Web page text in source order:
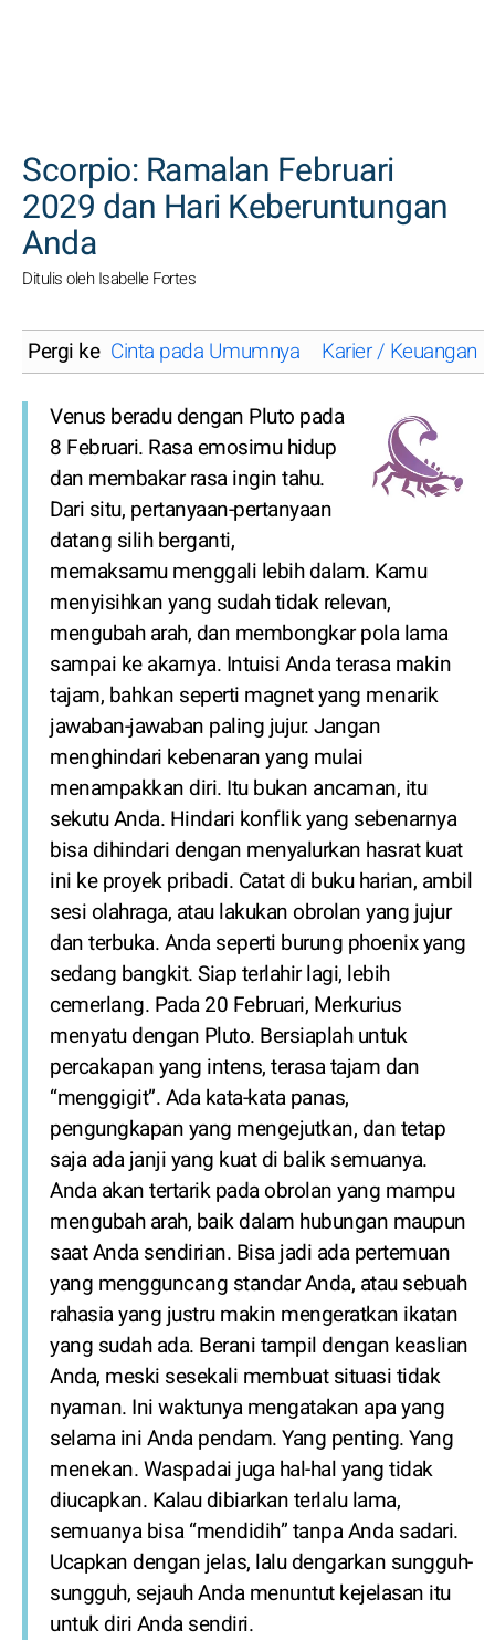
Scorpio: Ramalan Februari
2029 dan Hari Keberuntungan
Anda
Ditulis oleh Isabelle Fortes
Pergi ke Cinta pada Umumnya Karier / Keuangan
Venus beradu dengan Pluto pada
8 Februari. Rasa emosimu hidup
dan membakar rasa ingin tahu.
Dari situ, pertanyaan-pertanyaan
datang silih berganti,
memaksamu menggali lebih dalam. Kamu
menyisihkan yang sudah tidak relevan,
mengubah arah, dan membongkar pola lama
sampai ke akarnya. Intuisi Anda terasa makin
tajam, bahkan seperti magnet yang menarik
jawaban-jawaban paling jujur. Jangan
menghindari kebenaran yang mulai
menampakkan diri. Itu bukan ancaman, itu
sekutu Anda. Hindari konflik yang sebenarnya
bisa dihindari dengan menyalurkan hasrat kuat
ini ke proyek pribadi. Catat di buku harian, ambil
sesi olahraga, atau lakukan obrolan yang jujur
dan terbuka. Anda seperti burung phoenix yang
sedang bangkit. Siap terlahir lagi, lebih
cemerlang. Pada 20 Februari, Merkurius
menyatu dengan Pluto. Bersiaplah untuk
percakapan yang intens, terasa tajam dan
“menggigit”. Ada kata-kata panas,
pengungkapan yang mengejutkan, dan tetap
saja ada janji yang kuat di balik semuanya.
Anda akan tertarik pada obrolan yang mampu
mengubah arah, baik dalam hubungan maupun
saat Anda sendirian. Bisa jadi ada pertemuan
yang mengguncang standar Anda, atau sebuah
rahasia yang justru makin mengeratkan ikatan
yang sudah ada. Berani tampil dengan keaslian
Anda, meski sesekali membuat situasi tidak
nyaman. Ini waktunya mengatakan apa yang
selama ini Anda pendam. Yang penting. Yang
menekan. Waspadai juga hal-hal yang tidak
diucapkan. Kalau dibiarkan terlalu lama,
semuanya bisa “mendidih” tanpa Anda sadari.
Ucapkan dengan jelas, lalu dengarkan sungguh-
sungguh, sejauh Anda menuntut kejelasan itu
untuk diri Anda sendiri.